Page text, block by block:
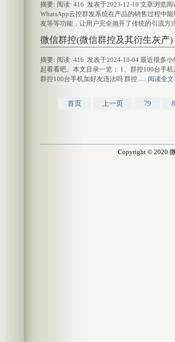
摘要: 阅读: 416 发表于2023-12-16 文章浏览
WhatsApp云控群发系统在产品的销售过程中
友等等功能，让用户完全抛开了传统的引流方
微信群控(微信群控及其衍生灰产)
摘要: 阅读: 416 发表于2024-10-04 最近很多
起看看吧。本文目录一览： 1、群控100台手
群控100台手机加好友违法吗 群控...... 阅读全文
首页 上一页 79
Copyright © 2020